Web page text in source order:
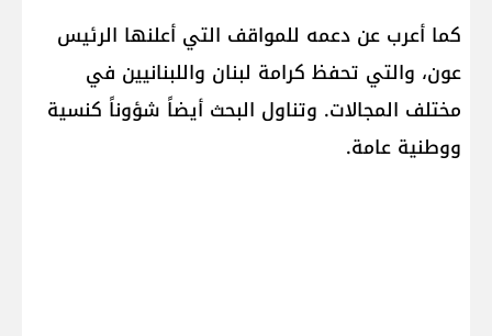
كما أعرب عن دعمه للمواقف التي أعلنها الرئيس
عون، والتي تحفظ كرامة لبنان واللبنانيين في
مختلف المجالات. وتناول البحث أيضاً شؤوناً كنسية
ووطنية عامة.